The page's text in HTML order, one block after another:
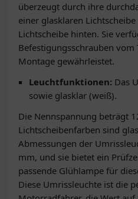
überzeugt durch ihre
einer glasklaren
Lichtscheibe hinten. Sie
Befestigungsschrauben
Montage gewährleistet.
Leuchtfunktionen: Das
sowie glasklar (weiß).
Die Nennspannung beträgt
Lichtscheibenfarben sind
Abmessungen der
mm, und sie bietet ein
passende Glühlampe für
Diese Umrissleuchte ist die